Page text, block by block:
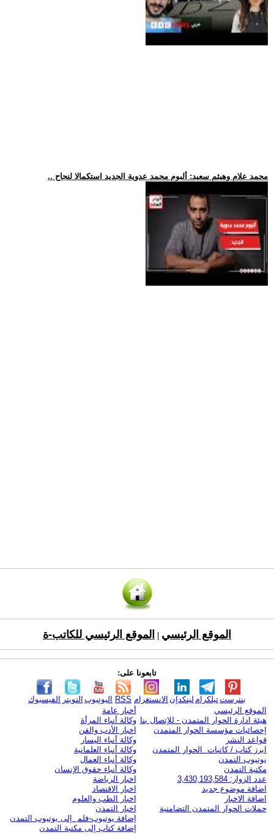
.. محمد علام وهيثم سعيد: ألبوم محمد عدوية الجديد استكمالا لنجاح
الموقع الرئيسي الموقع الرئيسي للكاتب-ة
تابعونا على:
الفيسبوك التويتر اليوتيوب RSS الانستغرام لينكدإن تيلكرامبنترست
الموقع الرئيسي
هيئة ادارة الحوار المتمدن - للإتصال بنا
إحصائيات مؤسسة الحوار المتمدن
قواعد النشر
ابرز كتاب / كاتبات الحوار المتمدن
يوتيوب التمدن
مكتبة التمدن
عدد الزوار: 3,430,193,584
اضافة موضوع جديد
اضافة الاخبار
حملات الحوار المتمدن التضامنية
أخبار عامة
وكالة أنباء المرأة
اخبار الأدب والفن
وكالة أنباء اليسار
وكالة أنباء العلمانية
وكالة أنباء العمال
وكالة أنباء حقوق الإنسان
اخبار الرياضة
اخبار الاقتصاد
اخبار الطب والعلوم
اخبار التمدن
إضافة يوتيوب-فلم إلى يوتيوب التمدن
إضافة كتاب إلى مكتبة التمدن